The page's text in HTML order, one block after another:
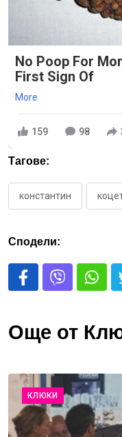
No Poop For
First Sign Of
More
159 98
Тагове:
константин
Сподели:
Още от
КЛЮКИ